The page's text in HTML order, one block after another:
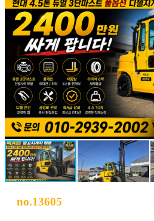
no.13605